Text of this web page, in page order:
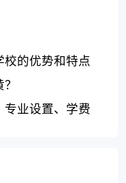
的优势和特点
业设置、学费